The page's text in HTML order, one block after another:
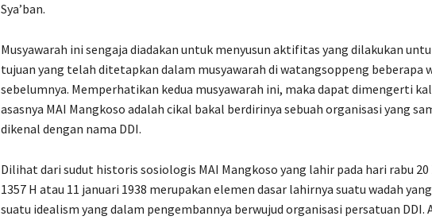
Sya’ban.
Musyawarah ini sengaja diadakan untuk menyusun aktifitas yang dilakukan
tujuan yang telah ditetapkan dalam musyawarah di watangsoppeng beberapa
sebelumnya. Memperhatikan kedua musyawarah ini, maka dapat dimengerti
asasnya MAI Mangkoso adalah cikal bakal berdirinya sebuah organisasi yang
dikenal dengan nama DDI.
Dilihat dari sudut historis sosiologis MAI Mangkoso yang lahir pada hari rabu 20
1357 H atau 11 januari 1938 merupakan elemen dasar lahirnya suatu wadah
suatu idealism yang dalam pengembannya berwujud organisasi persatuan DDI.